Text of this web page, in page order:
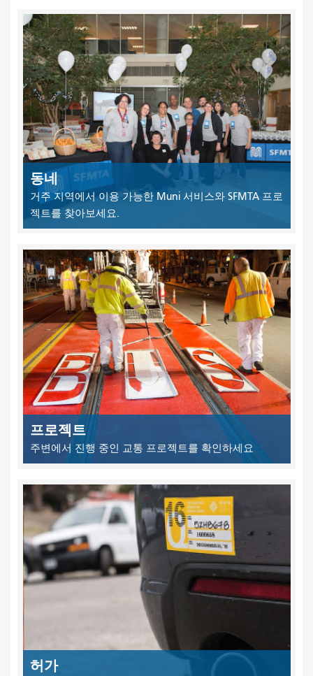
동네
거주 지역에서 이용 가능한 Muni 서비스와 SFMTA 프로
젝트를 찾아보세요.
프로젝트
주변에서 진행 중인 교통 프로젝트를 확인하세요
허가